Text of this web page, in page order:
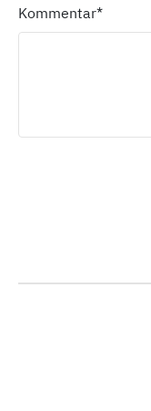
Kommentar*